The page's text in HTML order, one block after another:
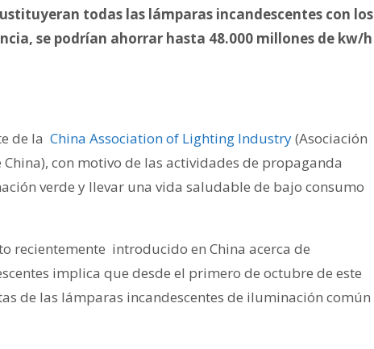
todas las lámparas incandescentes con los
se podrían ahorrar hasta 48.000 millones de kw/h
de la China Association of Lighting Industry(Asociación
con motivo de las actividades de propaganda
verde y llevar una vida saludable de bajo consumo
recientemente introducido en China acerca de
implica que desde el primero de octubre de este
de las lámparas incandescentes de iluminación común